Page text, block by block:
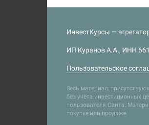
ИнвестКурсы —
ИП Куранов А.А., ИНН
Пользовательское
Весь материал,
без учета инвестиционных
пользователя Сайта.
покупке или продаже.